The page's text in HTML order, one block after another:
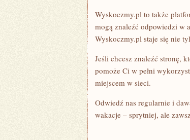
Wyskoczmy.pl to także
mogą znaleźć odpowiedzi w
Wyskoczmy.pl staje się nie
Jeśli chcesz znaleźć stronę,
pomoże Ci w pełni
miejscem w sieci.
Odwiedź nas regularnie i
wakacje – sprytniej, ale